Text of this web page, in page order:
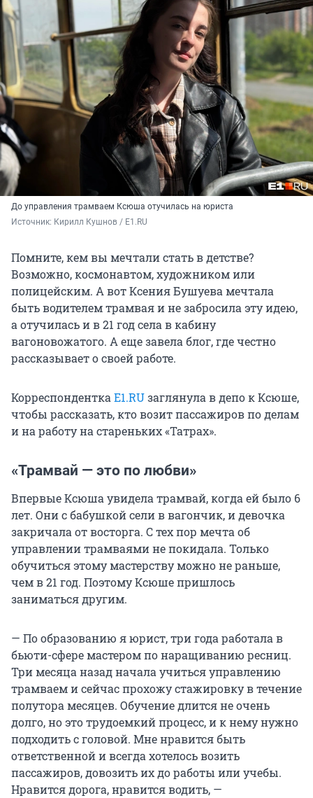
До управления трамваем Ксюша отучилась на юриста
Источник: Кирилл Кушнов / E1.RU
Помните, кем вы мечтали стать в детстве?
Возможно, космонавтом, художником или
полицейским. А вот Ксения Бушуева мечтала
быть водителем трамвая и не забросила эту идею,
а отучилась и в 21 год села в кабину
вагоновожатого. А еще завела блог, где честно
рассказывает о своей работе.
Корреспондентка E1.RUзаглянула в депо к Ксюше,
чтобы рассказать, кто возит пассажиров по делам
и на работу на стареньких «Татрах».
«Трамвай — это по любви»
Впервые Ксюша увидела трамвай, когда ей было 6
лет. Они с бабушкой сели в вагончик, и девочка
закричала от восторга. С тех пор мечта об
управлении трамваями не покидала. Только
обучиться этому мастерству можно не раньше,
чем в 21 год. Поэтому Ксюше пришлось
заниматься другим.
— По образованию я юрист, три года работала в
бьюти-сфере мастером по наращиванию ресниц.
Три месяца назад начала учиться управлению
трамваем и сейчас прохожу стажировку в течение
полутора месяцев. Обучение длится не очень
долго, но это трудоемкий процесс, и к нему нужно
подходить с головой. Мне нравится быть
ответственной и всегда хотелось возить
пассажиров, довозить их до работы или учебы.
Нравится дорога, нравится водить, —